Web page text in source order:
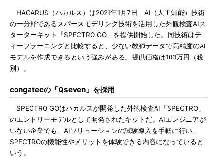
HACARUS（ハカルス）は2021年1月7日、AI（人工知能）技術
の一分野であるスパースモデリング技術を活用した外観検査AIス
ターターキット「SPECTRO GO」を提供開始した。同技術はデ
ィープラーニングと比較すると、少ない教師データで高精度のAI
モデルを作成できるという強みがある。提供価格は100万円（税
別）。
congatecの「Qseven」を採用
SPECTRO GOはハカルスが開発した外観検査AI「SPECTRO」
のエントリーモデルとして開発されたキットだ。AIエンジニアが
いない企業でも、AIソリューションの試験導入を手軽に行い、
SPECTROの機能性やメリットを体験できる内容になっていると
いう。